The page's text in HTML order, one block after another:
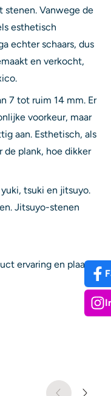
stenen. Vanwege de
esthetisch
echter schaars, dus
en verkocht,
7 tot ruim 14 mm. Er
voorkeur, maar
aan. Esthetisch, als
de plank, hoe dikker
tsuki en jitsuyo.
Jitsuyo-stenen
ervaring en plaats